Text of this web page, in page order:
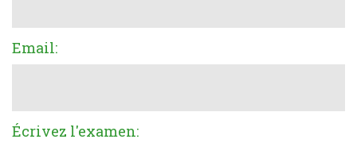
Email:
Écrivez l'examen: